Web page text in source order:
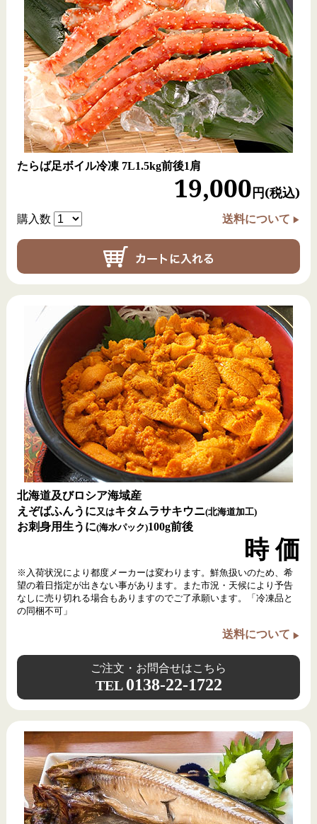
たらば足ボイル冷凍 7L1.5kg前後1肩
19,000円(税込)
送料について
購入数
北海道及びロシア海域産
えぞばふんうに又はキタムラサキウニ(北海道加工)
お刺身用生うに(海水パック)100g前後
時 価
※入荷状況により都度メーカーは変わります。鮮魚扱いのため、希
望の着日指定が出きない事があります。また市況・天候により予告
なしに売り切れる場合もありますのでご了承願います。「冷凍品と
の同梱不可」
送料について
ご注文・お問合せはこちら
TEL 0138-22-1722
函館近海では”真ホッケ”というホッケがとれます。回遊魚
として知られるホッケですが、たまに回遊せずにのんびり
ゆったり過ごすのんきな奴が現れます。こいつが根ぼっけ
動き回らず育っているため、脂のりが良く丸々と太った根
ぼっけ。高級魚として扱われるほど美味しいホッケです。
大振りの根ボッケを、一枚一枚丁寧に一夜干しにしまし
た。焼いたホッケに箸を入れると、ジュワ～っと出てくる
脂、旨味の詰まったホクホクの身!!ご飯のおかず、お酒の
お供におすすめです!!
■函館近海産根ぼっけ一夜干し
特大サイズ(400g1枚)800円(税込)
準備中